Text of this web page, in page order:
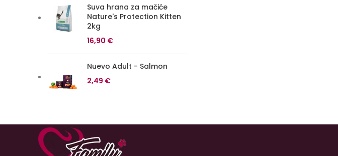
Suva hrana za mačiće
Nature's Protection Kitten
2kg
16,90 €
Nuevo Adult - Salmon
2,49 €